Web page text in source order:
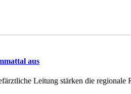
aus
Leitung stärken die